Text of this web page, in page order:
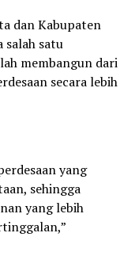
dan Kabupaten
salah satu
membangun dari
secara lebih
yang
sehingga
yang lebih